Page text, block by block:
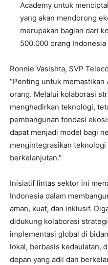
Academy untuk
yang akan mendorong
merupakan bagian dari
500.000 orang
Ronnie Vasishta, SVP
“Penting untuk
orang. Melalui kolaborasi
menghadirkan teknologi,
pembangunan fondasi
dapat menjadi model bagi
mengintegrasikan
berkelanjutan.”
Inisiatif lintas sektor ini
Indonesia dalam
aman, kuat, dan inklusif.
didukung kolaborasi
implementasi global di
lokal, berbasis kedaulatan,
depan yang adil dan